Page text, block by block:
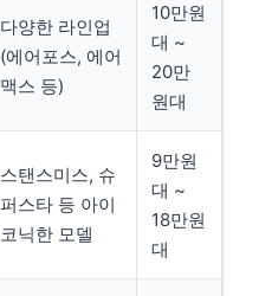
다양한 라인업
(에어포스, 에어
맥스 등)
10만원
대 ~
20만
원대
스탠스미스, 슈
퍼스타 등 아이
코닉한 모델
9만원
대 ~
18만원
대